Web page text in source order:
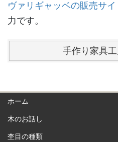
ヴァリギャッベの販売サイ
力です。
手作り家具
ホーム
木のお話し
杢目の種類